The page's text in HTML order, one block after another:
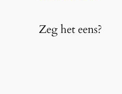
Zeg het eens?